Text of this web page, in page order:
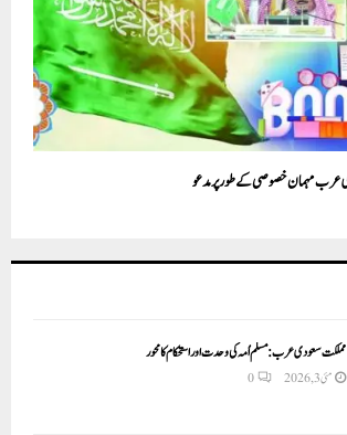
مملکت سعودی عرب: مسلم اُمہ کی وحدت اور استحکام کا محور
مئی 3, 2026 0